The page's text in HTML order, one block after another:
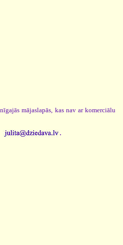
mājaslapās, kas nav ar komerciālu
.